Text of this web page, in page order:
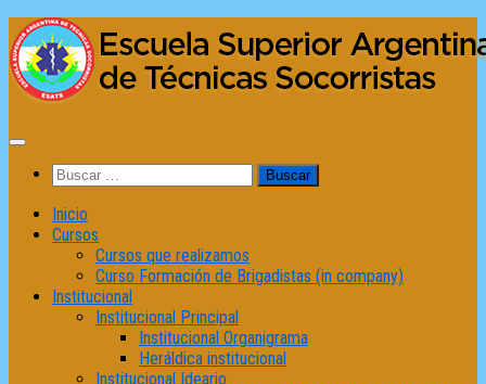
Saltar
al
contenido
Buscar:
Inicio
Cursos
Cursos que realizamos
Curso Formación de Brigadistas (in company)
Institucional
Institucional Principal
Institucional Organigrama
Heráldica institucional
Institucional Ideario